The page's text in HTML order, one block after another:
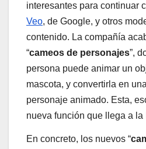
interesantes para continuar
Veo, de Google, y otros
contenido. La compañía
“cameos de personajes”,
persona puede animar un
mascota, y convertirla en
personaje animado. Esta,
nueva función que llega a la
En concreto, los nuevos “